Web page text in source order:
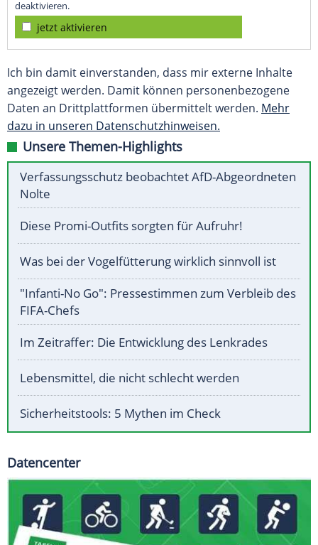
deaktivieren.
jetzt aktivieren
Ich bin damit einverstanden, dass mir externe Inhalte
angezeigt werden. Damit können personenbezogene
Daten an Drittplattformen übermittelt werden. Mehr
dazu in unseren Datenschutzhinweisen.
Unsere Themen-Highlights
Verfassungsschutz beobachtet AfD-Abgeordneten
Nolte
Diese Promi-Outfits sorgten für Aufruhr!
Was bei der Vogelfütterung wirklich sinnvoll ist
"Infanti-No Go": Pressestimmen zum Verbleib des
FIFA-Chefs
Im Zeitraffer: Die Entwicklung des Lenkrades
Lebensmittel, die nicht schlecht werden
Sicherheitstools: 5 Mythen im Check
Datencenter